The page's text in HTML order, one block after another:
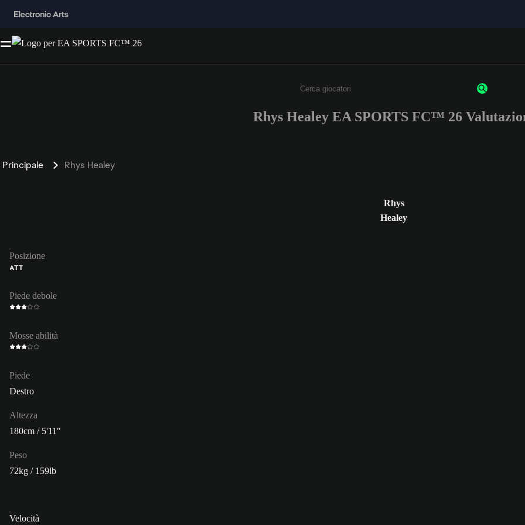
Inserisci un minimo di 3 caratteri o numeri.
Rhys Healey EA SPORTS FC™ 26
Principale Rhys Healey
Rhys
Healey
Posizione
ATT
Piede debole
Mosse abilità
Piede
Destro
Altezza
180cm / 5'11"
Peso
72kg / 159lb
Velocità